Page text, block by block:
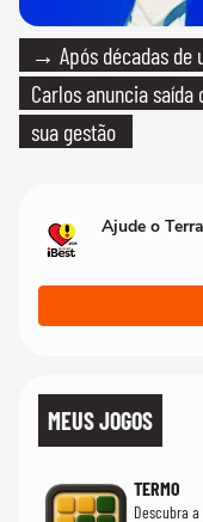
→ Após décadas de
Carlos anuncia
sua gestão
Ajude o
MEUS JOGOS
TERMO
Descubra